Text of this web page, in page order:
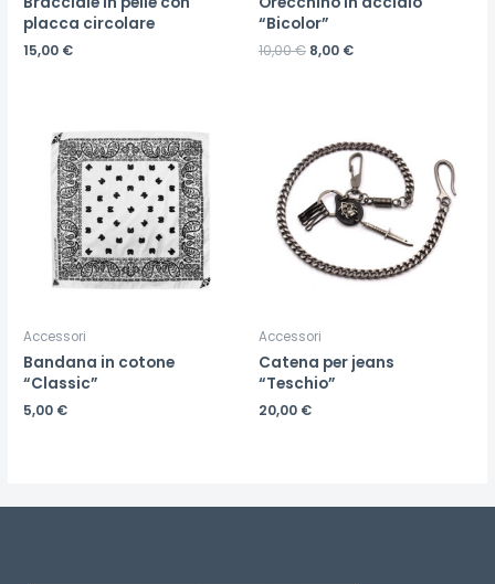
placca circolare
15,00 €
“Bicolor”
10,00€ 8,00 €
Accessori
Bandana in cotone
“Classic”
5,00 €
Accessori
Catena per jeans
“Teschio”
20,00 €